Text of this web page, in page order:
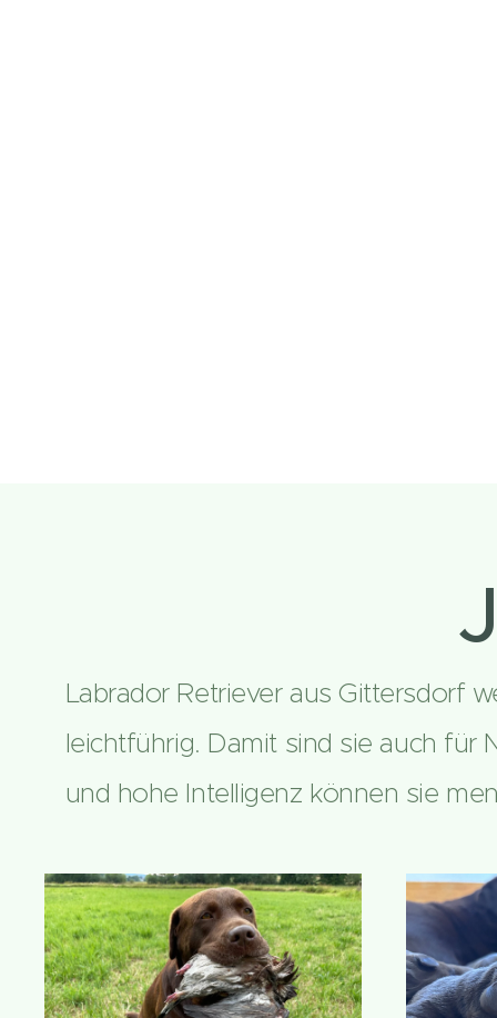
Labrador Retriever aus Gittersdorf
leichtführig. Damit sind sie auch für
und hohe Intelligenz können sie